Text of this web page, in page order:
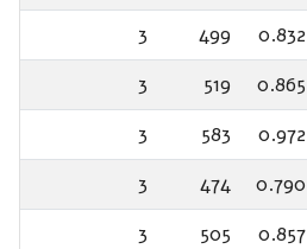
0.832
499
3
0.865
519
3
0.972
583
3
0.790
474
3
0.857
505
3